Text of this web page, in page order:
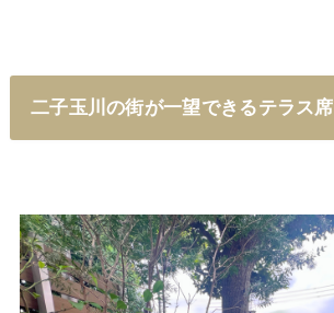
二子玉川の街が一望できるテラス席